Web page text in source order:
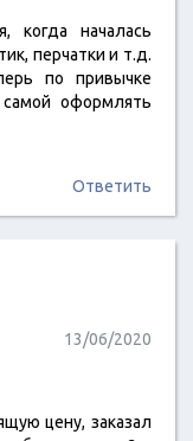
когда началась
перчатки и т.д.
по привычке
самой оформлять
Ответить
13/06/2020
цену, заказал